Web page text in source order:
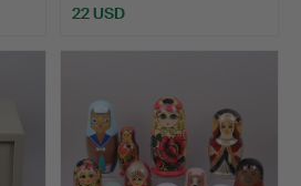
22 USD